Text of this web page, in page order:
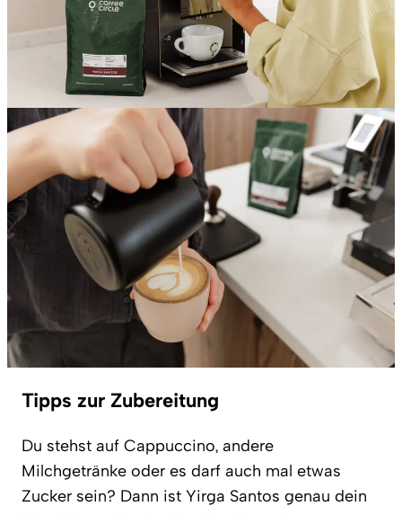
Tipps zur Zubereitung
Du stehst auf Cappuccino, andere
Milchgetränke oder es darf auch mal etwas
Zucker sein? Dann ist Yirga Santos genau dein